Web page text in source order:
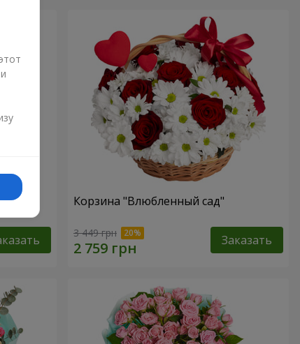
Корзина "Влюбленный сад"
3 449 грн Заказать